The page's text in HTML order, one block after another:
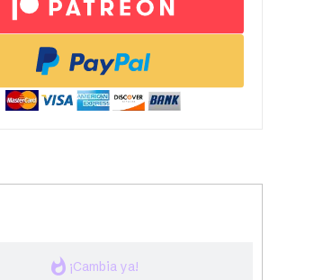
whatshot ¡Cambia ya!